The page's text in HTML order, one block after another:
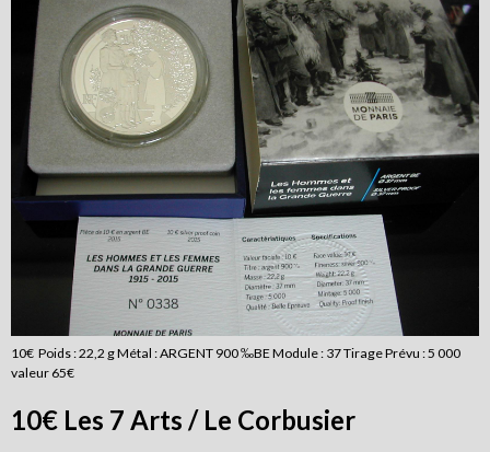
10€ Poids : 22,2 g Métal : ARGENT 900 ‰BE Module : 37 Tirage Prévu : 5 000
valeur 65€
10€ Les 7 Arts / Le Corbusier